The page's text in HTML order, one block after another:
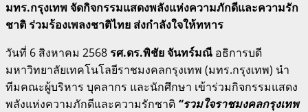
มทร.กรุงเทพ จัดกิจกรรมแสดงพลังแห่งความภักดีและความรัก
ชาติ ร่วมร้องเพลงชาติไทย ส่งกำลังใจให้ทหาร
วันที่ 6 สิงหาคม 2568 รศ.ดร.พิชัย จันทร์มณี อธิการบดี
มหาวิทยาลัยเทคโนโลยีราชมงคลกรุงเทพ (มทร.กรุงเทพ) นำ
ทีมคณะผู้บริหาร บุคลากร และนักศึกษา เข้าร่วมกิจกรรมแสดง
พลังแห่งความภักดีและความรักชาติ “รวมใจราชมงคลกรุงเทพ